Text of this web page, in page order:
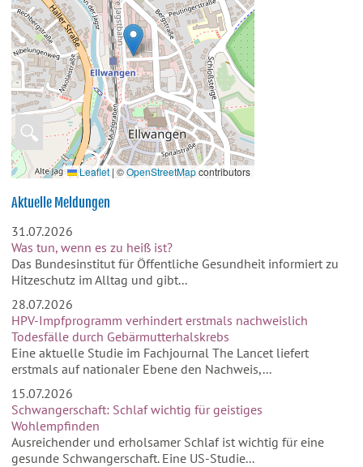
🔍
Leaflet | ©OpenStreetMapcontributors
Aktuelle Meldungen
31.07.2026
Was tun, wenn es zu heiß ist?
Das Bundesinstitut für Öffentliche Gesundheit informiert zu
Hitzeschutz im Alltag und gibt...
28.07.2026
HPV-Impfprogramm verhindert erstmals nachweislich
Todesfälle durch Gebärmutterhalskrebs
Eine aktuelle Studie im Fachjournal The Lancet liefert
erstmals auf nationaler Ebene den Nachweis,...
15.07.2026
Schwangerschaft: Schlaf wichtig für geistiges
Wohlempfinden
Ausreichender und erholsamer Schlaf ist wichtig für eine
gesunde Schwangerschaft. Eine US-Studie...